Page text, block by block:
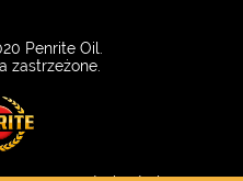
Penrite Oil.
zastrzeżone.